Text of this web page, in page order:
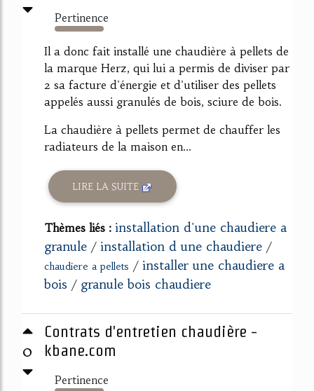
Pertinence
156%
Il a donc fait installé une chaudière à pellets de
la marque Herz, qui lui a permis de diviser par
2 sa facture d'énergie et d'utiliser des pellets
appelés aussi granulés de bois, sciure de bois.
La chaudière à pellets permet de chauffer les
radiateurs de la maison en...
LIRE LA SUITE
Thèmes liés : installation d'une chaudiere a
granule / installation d une chaudiere /
chaudiere a pellets / installer une chaudiere a
bois / granule bois chaudiere
0
Contrats d'entretien chaudière -
kbane.com
Pertinence